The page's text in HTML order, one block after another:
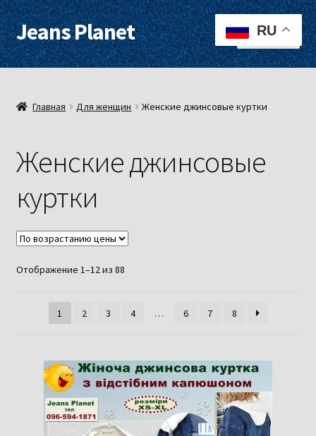
Перейти
к
навигации
Перейти
к
содержимому
Jeans Planet Меню
Для женщин
Для мужчин
Контакты
Главная Для женщин Женские джинсовые куртки
Женские джинсовые
куртки
Отображение 1–12 из 88Цены:
1
2 3 4 … 6 7 8
RU